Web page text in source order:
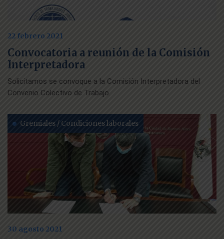
22 febrero 2021
Convocatoria a reunión de la Comisión
Interpretadora
Solicitamos se convoque a la Comisión Interpretadora del
Convenio Colectivo de Trabajo.
Gremiales / Condiciones laborales
30 agosto 2021